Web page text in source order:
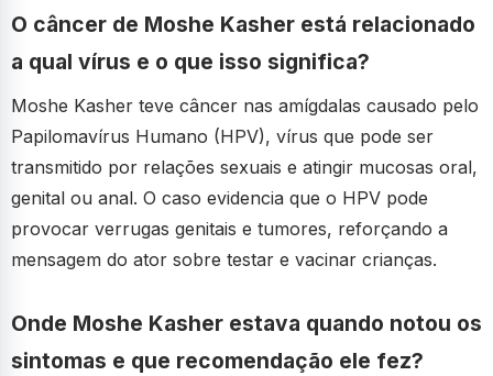
O câncer de Moshe Kasher está relacionado
a qual vírus e o que isso significa?
Moshe Kasher teve câncer nas amígdalas causado pelo
Papilomavírus Humano (HPV), vírus que pode ser
transmitido por relações sexuais e atingir mucosas oral,
genital ou anal. O caso evidencia que o HPV pode
provocar verrugas genitais e tumores, reforçando a
mensagem do ator sobre testar e vacinar crianças.
Onde Moshe Kasher estava quando notou os
sintomas e que recomendação ele fez?